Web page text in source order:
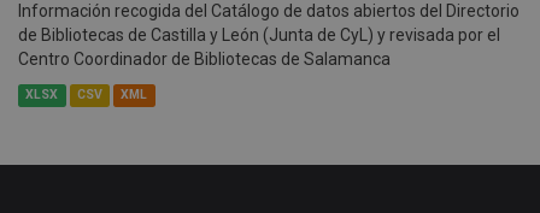
Información recogida del Catálogo de datos abiertos del Directorio
de Bibliotecas de Castilla y León (Junta de CyL) y revisada por el
Centro Coordinador de Bibliotecas de Salamanca
XLSX CSV XML